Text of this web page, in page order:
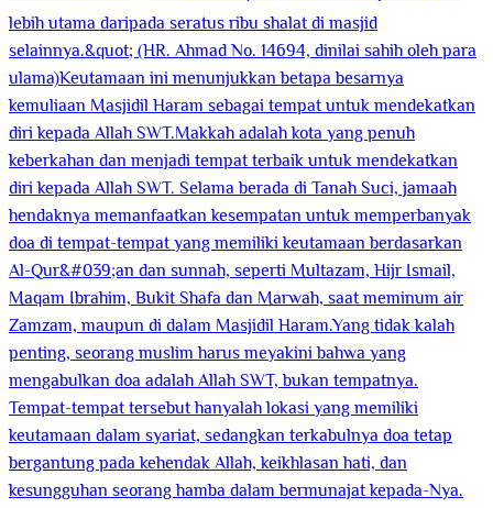
lebih utama daripada seratus ribu shalat di masjid
selainnya.&quot; (HR. Ahmad No. 14694, dinilai sahih oleh para
ulama)Keutamaan ini menunjukkan betapa besarnya
kemuliaan Masjidil Haram sebagai tempat untuk mendekatkan
diri kepada Allah SWT.Makkah adalah kota yang penuh
keberkahan dan menjadi tempat terbaik untuk mendekatkan
diri kepada Allah SWT. Selama berada di Tanah Suci, jamaah
hendaknya memanfaatkan kesempatan untuk memperbanyak
doa di tempat-tempat yang memiliki keutamaan berdasarkan
Al-Qur&#039;an dan sunnah, seperti Multazam, Hijr Ismail,
Maqam Ibrahim, Bukit Shafa dan Marwah, saat meminum air
Zamzam, maupun di dalam Masjidil Haram.Yang tidak kalah
penting, seorang muslim harus meyakini bahwa yang
mengabulkan doa adalah Allah SWT, bukan tempatnya.
Tempat-tempat tersebut hanyalah lokasi yang memiliki
keutamaan dalam syariat, sedangkan terkabulnya doa tetap
bergantung pada kehendak Allah, keikhlasan hati, dan
kesungguhan seorang hamba dalam bermunajat kepada-Nya.